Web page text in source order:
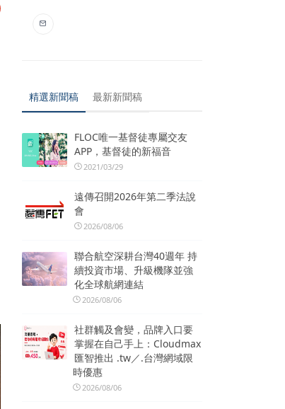
精選新聞稿 最新新聞稿
FLOC唯一基督徒專屬交友
APP，基督徒的新福音
2021/03/29
遠傳召開2026年第二季法說
會
2026/08/06
聯合航空深耕台灣40週年 持
續投資市場、升級機隊並強
化全球航網連結
2026/08/06
社群觸及會變，品牌入口要
掌握在自己手上：Cloudmax
匯智推出 .tw／.台灣網域限
時優惠
2026/08/06